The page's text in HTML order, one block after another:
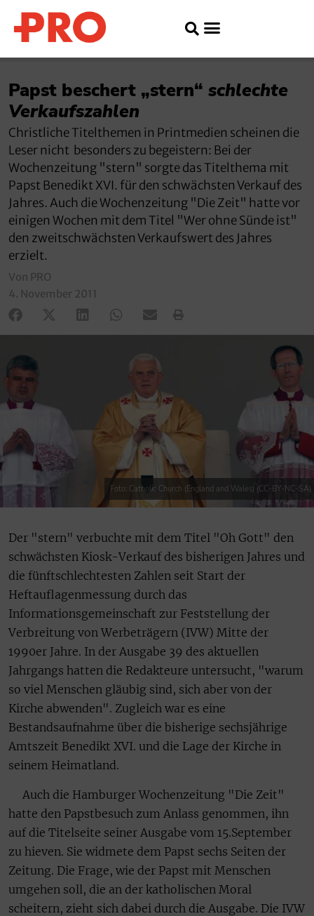
Papst beschert „stern“ schlechte
Verkaufszahlen
Christliche Titelthemen in Printmedien scheinen die
Leser nicht besonders zu begeistern: Bei der
Wochenzeitung "stern" sorgte das Titelthema mit
Papst Benedikt XVI. für den schwächsten Verkauf des
Jahres. Auch die Wochenzeitung "Die Zeit" hatte vor
einigen Wochen mit dem Titel "Wer ohne Sünde ist"
den zweitschwächsten Verkaufswert des Jahres
erzielt.
Von PRO
4. November 2011
Foto: Catholic Church (England and Wales) (CC-BY-NC-SA)
Der "stern" verbuchte mit dem Titel "Oh Gott" den
schwächsten Kiosk-Verkauf des bisherigen Jahres und
die fünftschlechtesten Zahlen seit Start der
Heftauflagenmessung durch das
Informationsgemeinschaft zur Feststellung der
Verbreitung von Werbeträgern (IVW) Mitte der
1990er Jahre. In der Ausgabe 39 des aktuellen
Jahrgangs hatten die Redakteure untersucht, "warum
so viel Menschen gläubig sind, sich aber von der
Kirche abwenden". Zugleich war es eine
Bestandsaufnahme über die bisherige sechsjährige
Amtszeit Benedikt XVI. und die Lage der Kirche in
seinem Heimatland.
Auch die Hamburger Wochenzeitung "Die Zeit"
hatte den Papstbesuch zum Anlass genommen, ihn
auf die Titelseite seiner Ausgabe vom 15.September
zu hieven. Sie widmete dem Papst sechs Seiten der
Zeitung. Die Frage, wie der Papst mit Menschen
umgehen soll, die an der katholischen Moral
scheitern, zieht sich dabei durch die Ausgabe. Die IVW